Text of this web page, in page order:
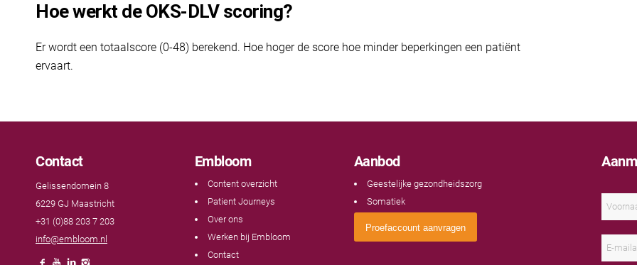
Hoe werkt de OKS-DLV scoring?
Er wordt een totaalscore (0-48) berekend. Hoe hoger de score hoe minder beperkingen een patiënt
ervaart.
Contact
Gelissendomein 8
6229 GJ Maastricht
+31 (0)88 203 7 203
info@embloom.nl
Embloom
Content overzicht
Patient Journeys
Over ons
Werken bij Embloom
Contact
Aanbod
Geestelijke gezondheidszorg
Somatiek
Proefaccount aanvragen
a
o
m